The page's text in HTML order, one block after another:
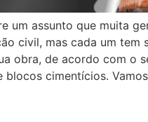
um assunto que muita
civil, mas cada um tem
obra, de acordo com o
cimentícios.